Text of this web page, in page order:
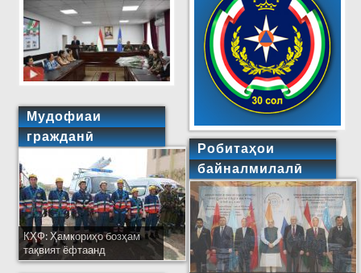
Мудофиаи
гражданӣ
КҲФ: Ҳамкориҳо бозҳам
тақвият ёфтаанд
Робитаҳои
байналмилалӣ